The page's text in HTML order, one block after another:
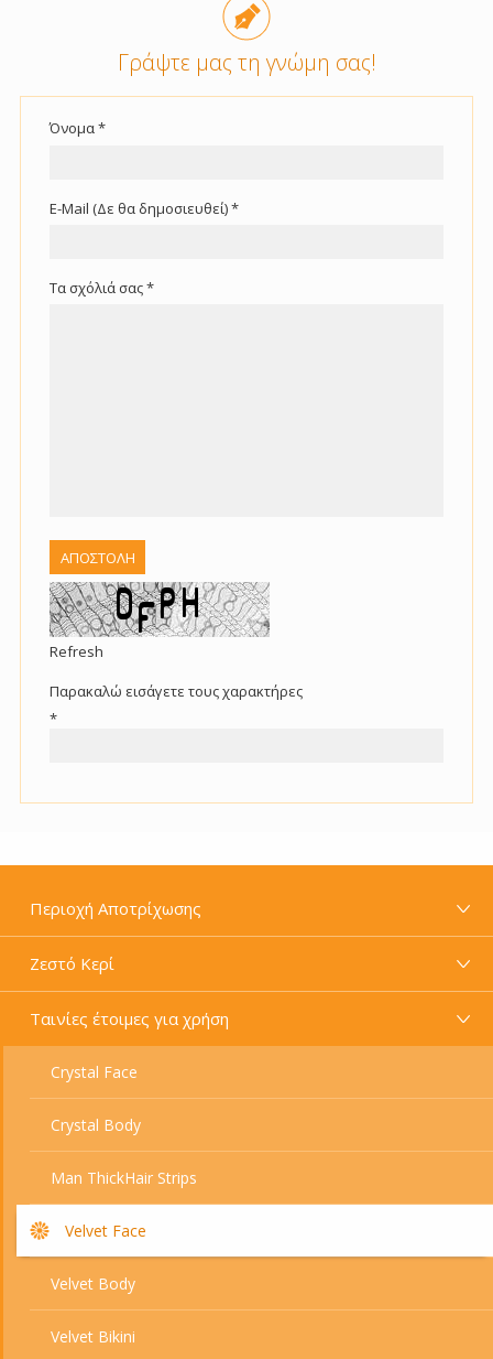
Γράψτε μας τη γνώμη σας!
Όνομα *
E-Mail (Δε θα δημοσιευθεί) *
Τα σχόλιά σας *
Refresh
Παρακαλώ εισάγετε τους χαρακτήρες
*
Περιοχή Αποτρίχωσης
Ζεστό Κερί
Ταινίες έτοιμες για χρήση
Crystal Face
Crystal Body
Man ThickHair Strips
Velvet Face
Velvet Body
Velvet Bikini